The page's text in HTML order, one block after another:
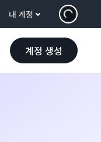
내 계정
계정 생성